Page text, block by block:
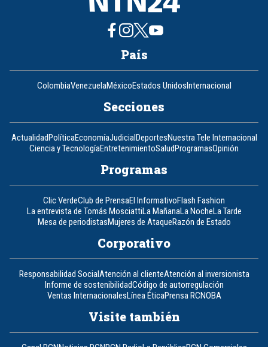
País
ColombiaVenezuelaMéxicoEstados UnidosInternacional
Secciones
ActualidadPolíticaEconomíaJudicialDeportesNuestra Tele Internacional
Ciencia y TecnologíaEntretenimientoSaludProgramasOpinión
Programas
Clic VerdeClub de PrensaEl InformativoFlash Fashion
La entrevista de Tomás MosciattiLa MañanaLa NocheLa Tarde
Mesa de periodistasMujeres de AtaqueRazón de Estado
Corporativo
Responsabilidad SocialAtención al clienteAtención al inversionista
Informe de sostenibilidadCódigo de autorregulación
Ventas InternacionalesLínea ÉticaPrensa RCNOBA
Visite también